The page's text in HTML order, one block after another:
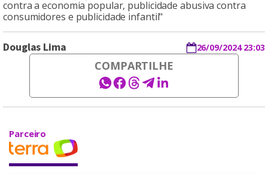
contra a economia popular, publicidade abusiva contra
consumidores e publicidade infantil"
Douglas Lima 26/09/2024 23:03
COMPARTILHE
Parceiro